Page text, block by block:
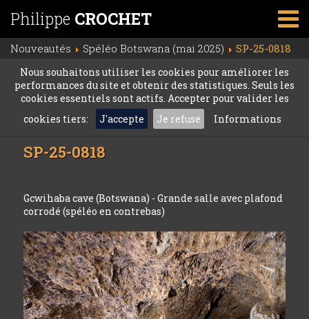
Philippe CROCHET
Nouveautés Spéléo Botswana (mai 2025) SP-25-0818
Nous souhaitons utiliser les cookies pour améliorer les
performances du site et obtenir des statistiques. Seuls les
cookies essentiels sont actifs. Accepter pour valider les
cookies tiers:
J'accepte Je refuse Informations
SP-25-0818
Gcwihaba cave (Botswana) - Grande salle avec plafond
corrodé (spéléo en contrebas)